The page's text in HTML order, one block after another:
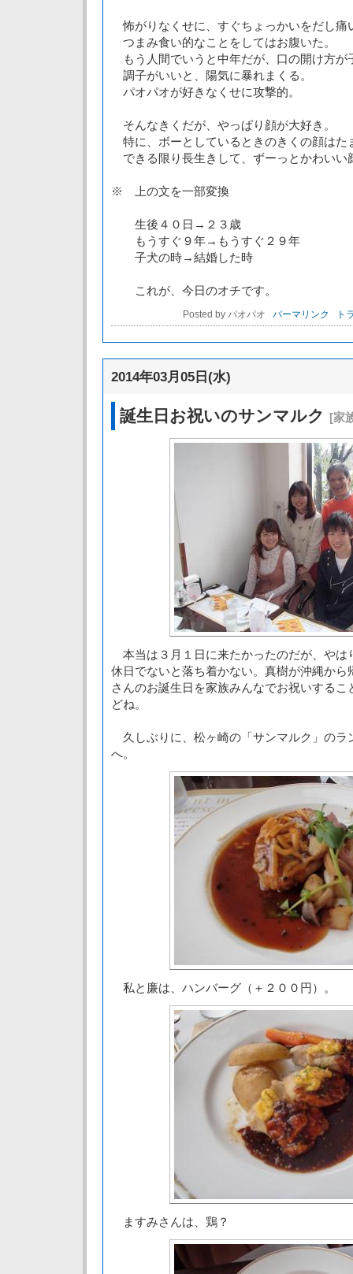
怖がりなくせに、すぐちょっかいをだし痛
つまみ食い的なことをしてはお腹いた。
もう人間でいうと中年だが、口の開け方が
調子がいいと、陽気に暴れまくる。
パオパオが好きなくせに攻撃的。
そんなきくだが、やっぱり顔が大好き。
特に、ボーとしているときのきくの顔はた
できる限り長生きして、ずーっとかわいい
※ 上の文を一部変換
生後４０日→２３歳
もうすぐ９年→もうすぐ２９年
子犬の時→結婚した時
これが、今日のオチです。
Posted by パオパオ パーマリンク ト
2014年03月05日(水)
誕生日お祝いのサンマルク [家
本当は３月１日に来たかったのだが、やは
休日でないと落ち着かない。真樹が沖縄から
さんのお誕生日を家族みんなでお祝いする
どね。
久しぶりに、松ヶ崎の「サンマルク」のラ
へ。
私と廉は、ハンバーグ（＋２００円）。
ますみさんは、鶏？